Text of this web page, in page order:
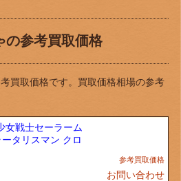
の参考買取価格
買取価格です。買取価格相場の参考
女戦士セーラーム
タリスマン クロ
お問い合わせ